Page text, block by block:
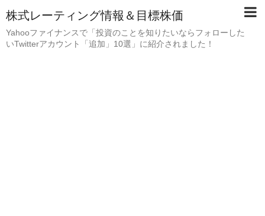
株式レーティング情報＆目標株価
Yahooファイナンスで「投資のことを知りたいならフォローした
いTwitterアカウント「追加」10選」に紹介されました！